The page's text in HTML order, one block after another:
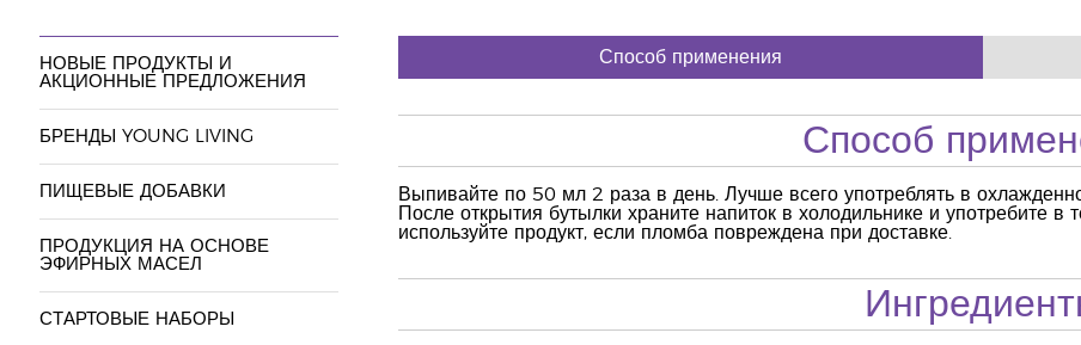
НОВЫЕ ПРОДУКТЫ И
АКЦИОННЫЕ ПРЕДЛОЖЕНИЯ
БРЕНДЫ YOUNG LIVING
ПИЩЕВЫЕ ДОБАВКИ
ПРОДУКЦИЯ НА ОСНОВЕ
ЭФИРНЫХ МАСЕЛ
СТАРТОВЫЕ НАБОРЫ
Способ применения
Способ
Выпивайте по 50 мл 2 раза в день. Лучше всего употреблять в
После открытия бутылки храните напиток в холодильнике и употребите
используйте продукт, если пломба повреждена при доставке.